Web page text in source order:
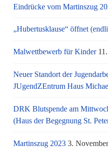
Eindrücke vom Martinszug
„Hubertusklause“ öffnet
Malwettbewerb für Kinder
Neuer Standort der
JUgendZEntrum Haus
DRK Blutspende am
(Haus der Begegnung St.
Martinszug 2023 3.